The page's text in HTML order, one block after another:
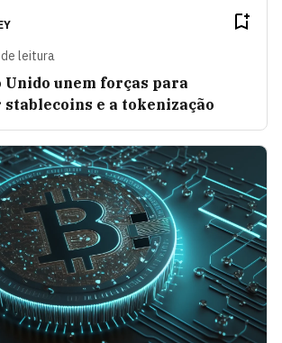
de leitura
Unido unem forças para
e a tokenização